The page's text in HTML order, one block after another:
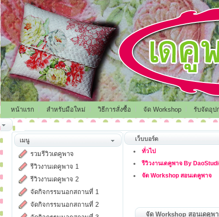
หน้าแรก สำหรับมือใหม่ วิธีการสั่งซื้อ จัด Workshop รับจัดอุป
เมนู
รวมรีวิวเดคูพาจ
รีวิวงานเดคูพาจ 1
รีวิวงานเดคูพาจ 2
จัดกิจกรรมนอกสถานที่ 1
จัดกิจกรรมนอกสถานที่ 2
เว็บบอร์ด
ทั่วไป
รีวิวงานเดคูพาจ By
จัด Workshop สอนเดคูพาจ
จัด Workshop สอนเดคูพ